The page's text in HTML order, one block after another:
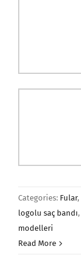
Categories: Fular,
logolu saç bandı,
modelleri
Read More